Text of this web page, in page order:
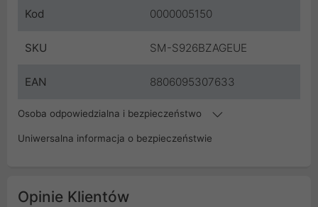
Kod 0000005150
SKU SM-S926BZAGEUE
EAN 8806095307633
Osoba odpowiedzialna i bezpieczeństwo
Uniwersalna informacja o bezpieczeństwie
Opinie Klientów